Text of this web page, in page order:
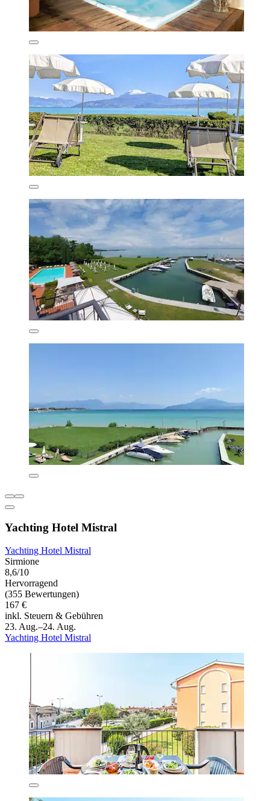
Yachting Hotel Mistral
Yachting Hotel Mistral
Sirmione
8,6/10
Hervorragend
(355 Bewertungen)
167 €
inkl. Steuern & Gebühren
23. Aug.–24. Aug.
Yachting Hotel Mistral